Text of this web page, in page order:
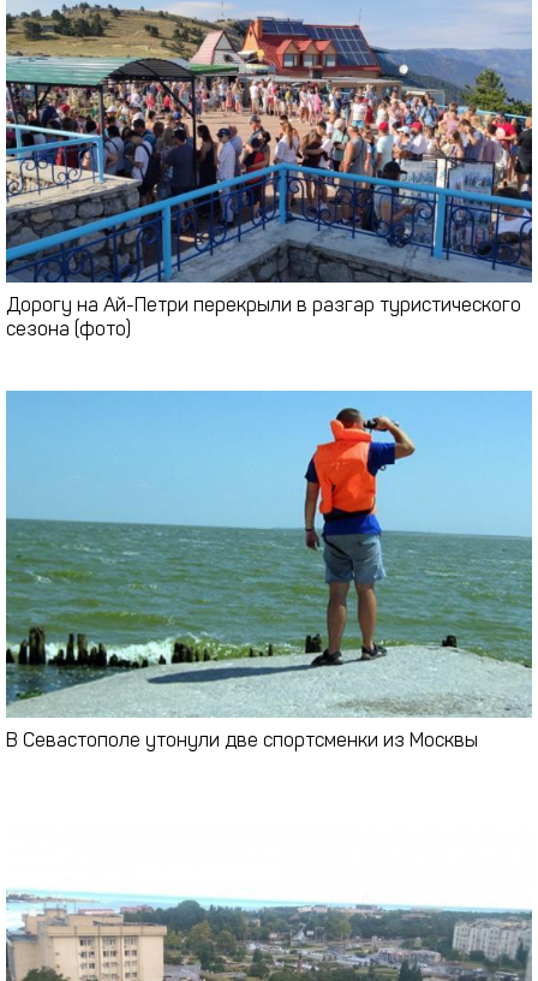
Дорогу на Ай-Петри перекрыли в разгар туристического
сезона (фото)
В Севастополе утонули две спортсменки из Москвы